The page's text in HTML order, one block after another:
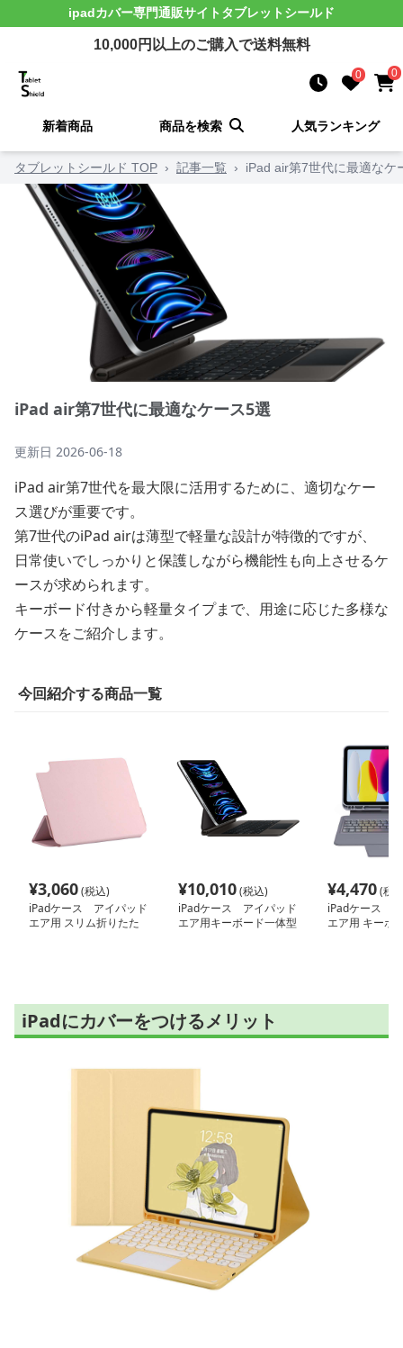
ipadカバー専門通販サイト タブレットシールド
10,000円以上のご購入で送料無料
0 0
新着商品 商品を検索 人気ランキング
タブレットシールド TOP › 記事一覧 › iPad air第7世代に最適なケ
iPad air第7世代に最適なケース5選
更新日 2026-06-18
iPad air第7世代を最大限に活用するために、適切なケー
ス選びが重要です。
第7世代のiPad airは薄型で軽量な設計が特徴的ですが、
日常使いでしっかりと保護しながら機能性も向上させるケ
ースが求められます。
キーボード付きから軽量タイプまで、用途に応じた多様な
ケースをご紹介します。
今回紹介する商品一覧
¥3,060(税込)
iPadケース アイパッド
エア用 スリム折りたた
¥10,010(税込)
iPadケース アイパッド
エア用キーボード一体型
¥4,470(税
iPadケース
エア用 キーボ
iPadにカバーをつけるメリット